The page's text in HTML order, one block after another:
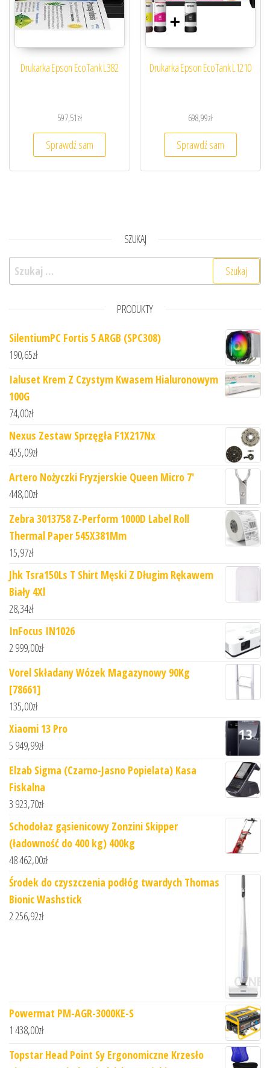
Drukarka Epson EcoTank L382
597,51zł
Sprawdź sam
Drukarka Epson EcoTank L1210
698,99zł
Sprawdź sam
SZUKAJ
Szukaj:
PRODUKTY
SilentiumPC Fortis 5 ARGB (SPC308)
190,65zł
Ialuset Krem Z Czystym Kwasem Hialuronowym
100G
74,00zł
Nexus Zestaw Sprzęgła F1X217Nx
455,09zł
Artero Nożyczki Fryzjerskie Queen Micro 7'
448,00zł
Zebra 3013758 Z-Perform 1000D Label Roll
Thermal Paper 545X381Mm
15,97zł
Jhk Tsra150Ls T Shirt Męski Z Długim Rękawem
Biały 4Xl
28,34zł
InFocus IN1026
2 999,00zł
Vorel Składany Wózek Magazynowy 90Kg
[78661]
135,00zł
Xiaomi 13 Pro
5 949,99zł
Elzab Sigma (Czarno-Jasno Popielata) Kasa
Fiskalna
3 923,70zł
Schodołaz gąsienicowy Zonzini Skipper
(ładowność do 400 kg) 400kg
48 462,00zł
Środek do czyszczenia podłóg twardych Thomas
Bionic Washstick
2 256,92zł
Powermat PM-AGR-3000KE-S
1 438,00zł
Topstar Head Point Sy Ergonomiczne Krzesło